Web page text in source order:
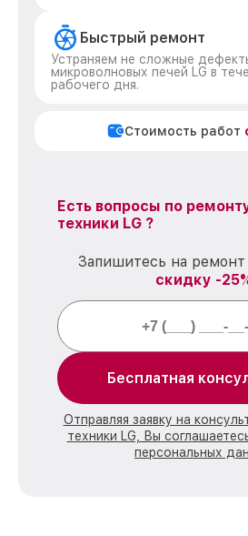
Быстрый ремонт
Устраняем не сложные
микроволновых печей LG в
рабочего дня.
Стоимость работ
Есть вопросы по
техники LG ?
Запишитесь на ремонт
скидку -
Бесплатная
Отправляя заявку на
техники LG, Вы
персональных